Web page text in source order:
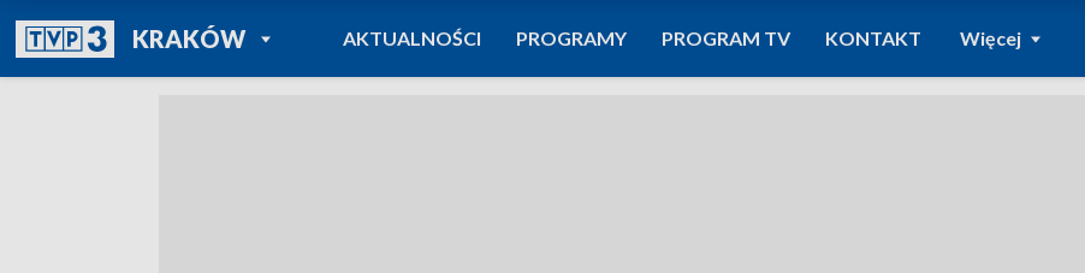
KRAKÓWPOWRÓT DO
TVP REGIONY
AKTUALNOŚCI PROGRAMY PROGRAM TV KONTAKT Więcej